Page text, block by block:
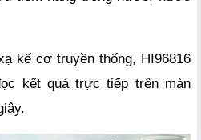
kế cơ truyền thống, HI96816
kết quả trực tiếp trên màn